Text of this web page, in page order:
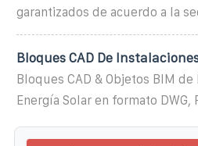
garantizados de acuerdo a la
Bloques CAD De
Bloques CAD & Objetos BIM
Energía Solar en formato DWG,